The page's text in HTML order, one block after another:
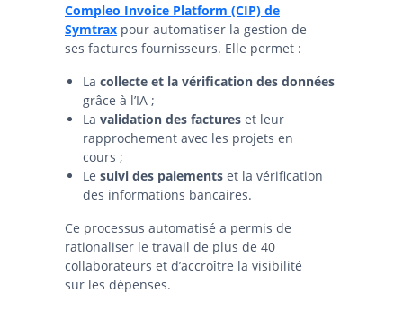
Compleo Invoice Platform (CIP) de
Symtrax pour automatiser la gestion de
ses factures fournisseurs. Elle permet :
La collecte et la vérification des données
grâce à l’IA ;
La validation des factures et leur
rapprochement avec les projets en
cours ;
Le suivi des paiements et la vérification
des informations bancaires.
Ce processus automatisé a permis de
rationaliser le travail de plus de 40
collaborateurs et d’accroître la visibilité
sur les dépenses.